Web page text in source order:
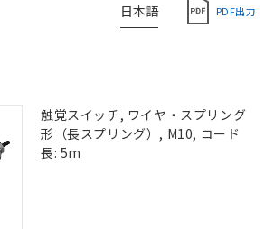
日本語 PDF出力
触覚スイッチ, ワイヤ・スプリング
形（長スプリング）, M10, コード
長: 5m